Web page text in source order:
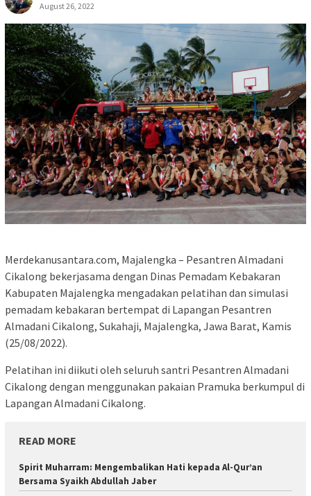
August 26, 2022
Merdekanusantara.com, Majalengka – Pesantren Almadani
Cikalong bekerjasama dengan Dinas Pemadam Kebakaran
Kabupaten Majalengka mengadakan pelatihan dan simulasi
pemadam kebakaran bertempat di Lapangan Pesantren
Almadani Cikalong, Sukahaji, Majalengka, Jawa Barat, Kamis
(25/08/2022).
Pelatihan ini diikuti oleh seluruh santri Pesantren Almadani
Cikalong dengan menggunakan pakaian Pramuka berkumpul di
Lapangan Almadani Cikalong.
READ MORE
Spirit Muharram: Mengembalikan Hati kepada Al-Qur’an
Bersama Syaikh Abdullah Jaber